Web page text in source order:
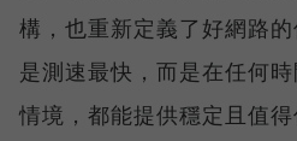
構，也重新定義了好網路
是測速最快，而是在任何
情境，都能提供穩定且值